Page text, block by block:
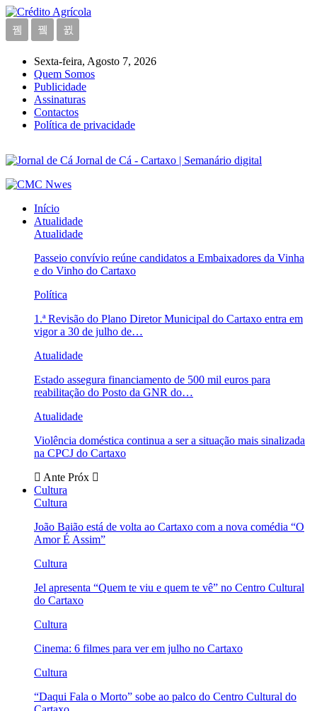
Sexta-feira, Agosto 7, 2026
Quem Somos
Publicidade
Assinaturas
Contactos
Política de privacidade
Jornal de Cá - Cartaxo | Semanário digital
Início
Atualidade
Atualidade
Passeio convívio reúne candidatos a Embaixadores da Vinha
e do Vinho do Cartaxo
Política
1.ª Revisão do Plano Diretor Municipal do Cartaxo entra em
vigor a 30 de julho de…
Atualidade
Estado assegura financiamento de 500 mil euros para
reabilitação do Posto da GNR do…
Atualidade
Violência doméstica continua a ser a situação mais sinalizada
na CPCJ do Cartaxo
Ante Próx
Cultura
Cultura
João Baião está de volta ao Cartaxo com a nova comédia “O
Amor É Assim”
Cultura
Jel apresenta “Quem te viu e quem te vê” no Centro Cultural
do Cartaxo
Cultura
Cinema: 6 filmes para ver em julho no Cartaxo
Cultura
“Daqui Fala o Morto” sobe ao palco do Centro Cultural do